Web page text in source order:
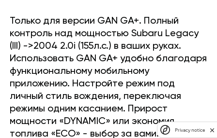
Только для версии GAN GA+. Полный
контроль над мощностью Subaru Legacy
(III) ->2004 2.0i (155л.с.) в ваших руках.
Использовать GAN GA+ удобно благодаря
функциональному мобильному
приложению. Настройте режим под
личный стиль вождения, переключая
режимы одним касанием. Прирост
мощности «DYNAMIC» или экономия
топлива «ECO» - выбор за вами.
Privacy notice